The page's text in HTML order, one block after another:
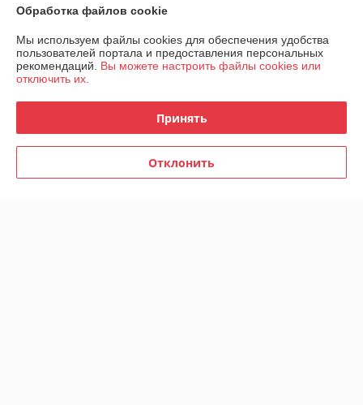
Показать все отзывы
О нас
Доставка и оплата
Обработка файлов cookie
Мы используем файлы cookies для обеспечения удобства
пользователей портала и предоставления персональных
рекомендаций. Вы можете настроить файлы cookies или
отключить их.
Принять
Отклонить